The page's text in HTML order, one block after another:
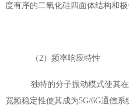
度有序的二氧化硅四面体结构和极
（2）频率响应特性
独特的分子振动模式使其
宽频稳定性使其成为5G/6G通信系